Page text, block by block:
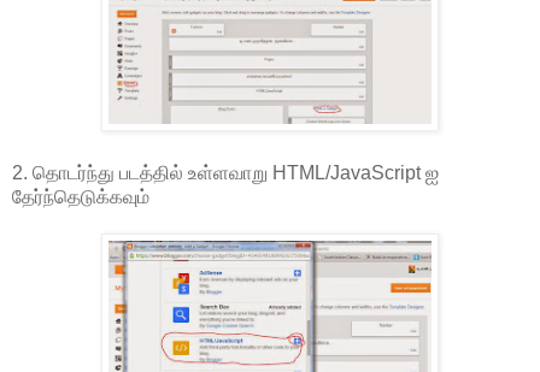
2. தொடர்ந்து படத்தில் உள்ளவாறு HTML/JavaScript ஐ
தேர்ந்தெடுக்கவும்